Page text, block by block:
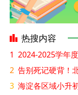
热搜内容
1
2
3